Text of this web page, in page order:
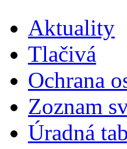
Aktuality
Tlačivá
Ochrana
Zoznam
Úradná